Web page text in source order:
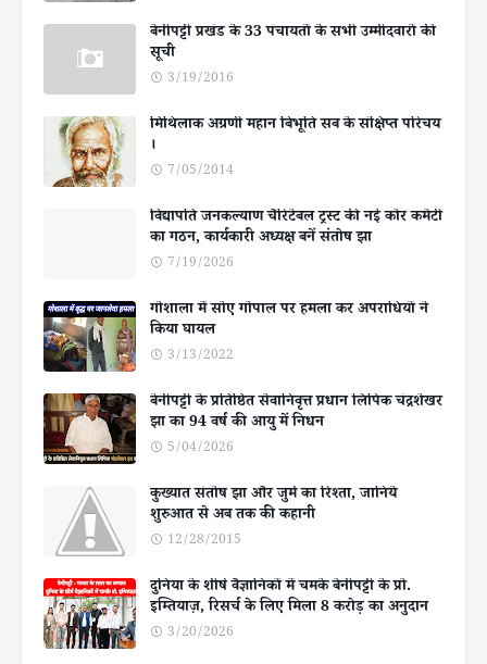
बेनीपट्टी प्रखंड के 33 पंचायतों के सभी उम्मीदवारों की
सूची
3/19/2016
मिथिलाक अग्रणी महान बिभूति सब के संक्षिप्त परिचय
।
7/05/2014
विद्यापति जनकल्याण चैरिटेबल ट्रस्ट की नई कोर कमेटी
का गठन, कार्यकारी अध्यक्ष बनें संतोष झा
7/19/2026
गोशाला में सोए गोपाल पर हमला कर अपराधियों ने
किया घायल
3/13/2022
बेनीपट्टी के प्रतिष्ठित सेवानिवृत्त प्रधान लिपिक चंद्रशेखर
झा का 94 वर्ष की आयु में निधन
5/04/2026
कुख्यात संतोष झा और जुर्म का रिश्ता, जानिये
शुरुआत से अब तक की कहानी
12/28/2015
दुनिया के शीर्ष वैज्ञानिकों में चमके बेनीपट्टी के प्रो.
इम्तियाज़, रिसर्च के लिए मिला 8 करोड़ का अनुदान
3/20/2026